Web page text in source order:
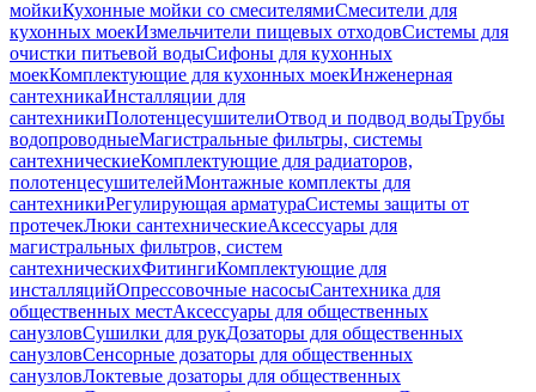
мойкиКухонные мойки со смесителямиСмесители для
кухонных моекИзмельчители пищевых отходовСистемы для
очистки питьевой водыСифоны для кухонных
моекКомплектующие для кухонных моекИнженерная
сантехникаИнсталляции для
сантехникиПолотенцесушителиОтвод и подвод водыТрубы
водопроводныеМагистральные фильтры, системы
сантехническиеКомплектующие для радиаторов,
полотенцесушителейМонтажные комплекты для
сантехникиРегулирующая арматураСистемы защиты от
протечекЛюки сантехническиеАксессуары для
магистральных фильтров, систем
сантехническихФитингиКомплектующие для
инсталляцийОпрессовочные насосыСантехника для
общественных местАксессуары для общественных
санузловСушилки для рукДозаторы для общественных
санузловСенсорные дозаторы для общественных
санузловЛоктевые дозаторы для общественных